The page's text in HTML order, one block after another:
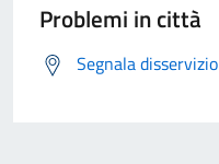
Problemi in città
Segnala disservizio